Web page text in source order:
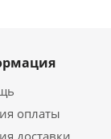
оплаты
доставки